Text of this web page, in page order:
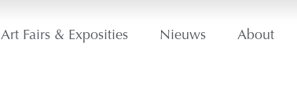
Art Fairs & Exposities Nieuws About